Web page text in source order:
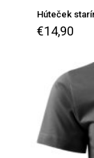
Húteček
€14,90